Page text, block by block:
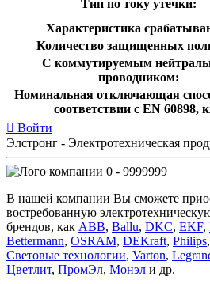
Тип по току утечки:
Характеристика
Количество защищенных
С коммутируемым
проводником:
Номинальная отключающая
соответствии с EN 60898,
Войти
Элстронг - Электротехническая
0 - 9999999
В нашей компании Вы сможете
востребованную
брендов, как ABB, Ballu, DKC, EKF,
Bettermann, OSRAM, DEKraft, Philips,
Световые технологии, Varton,
Цветлит, ПромЭл, Монэл и др.